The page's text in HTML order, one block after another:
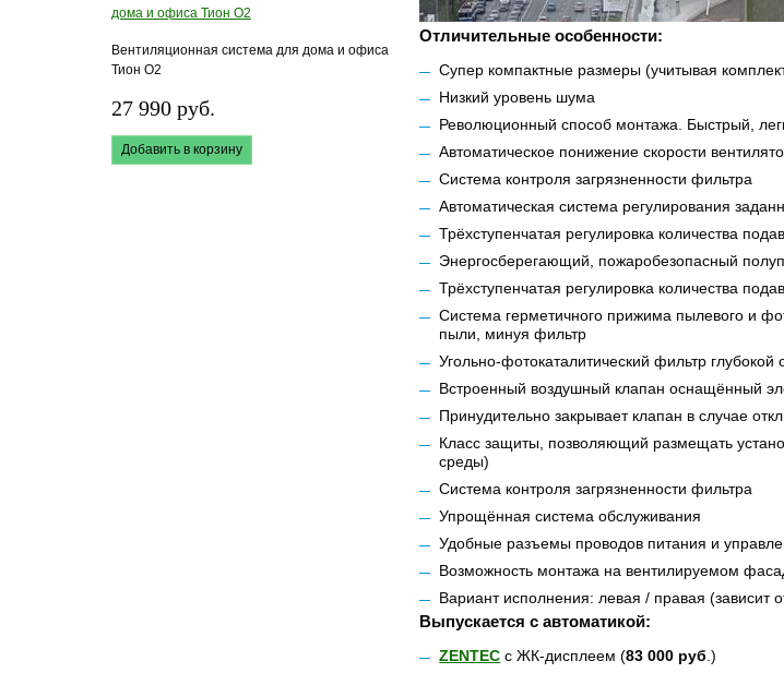
дома и офиса Тион О2
Вентиляционная система для дома и офиса
Тион О2
27 990 руб.
Добавить в корзину
Отличительные особенности:
Супер компактные размеры (учитывая
Низкий уровень шума
Революционный способ монтажа. Быстрый,
Автоматическое понижение скорости
Система контроля загрязненности фильтра
Автоматическая система регулирования
Трёхступенчатая регулировка количества
Энергосберегающий, пожаробезопасный
Трёхступенчатая регулировка количества
Система герметичного прижима пылевого и
пыли, минуя фильтр
Угольно-фотокаталитический фильтр глубокой
Встроенный воздушный клапан оснащённый
Принудительно закрывает клапан в случае
Класс защиты, позволяющий размещать
среды)
Система контроля загрязненности фильтра
Упрощённая система обслуживания
Удобные разъемы проводов питания и
Возможность монтажа на вентилируемом
Вариант исполнения: левая / правая (зависит
Выпускается с автоматикой:
ZENTEC с ЖК-дисплеем (83 000 руб .)